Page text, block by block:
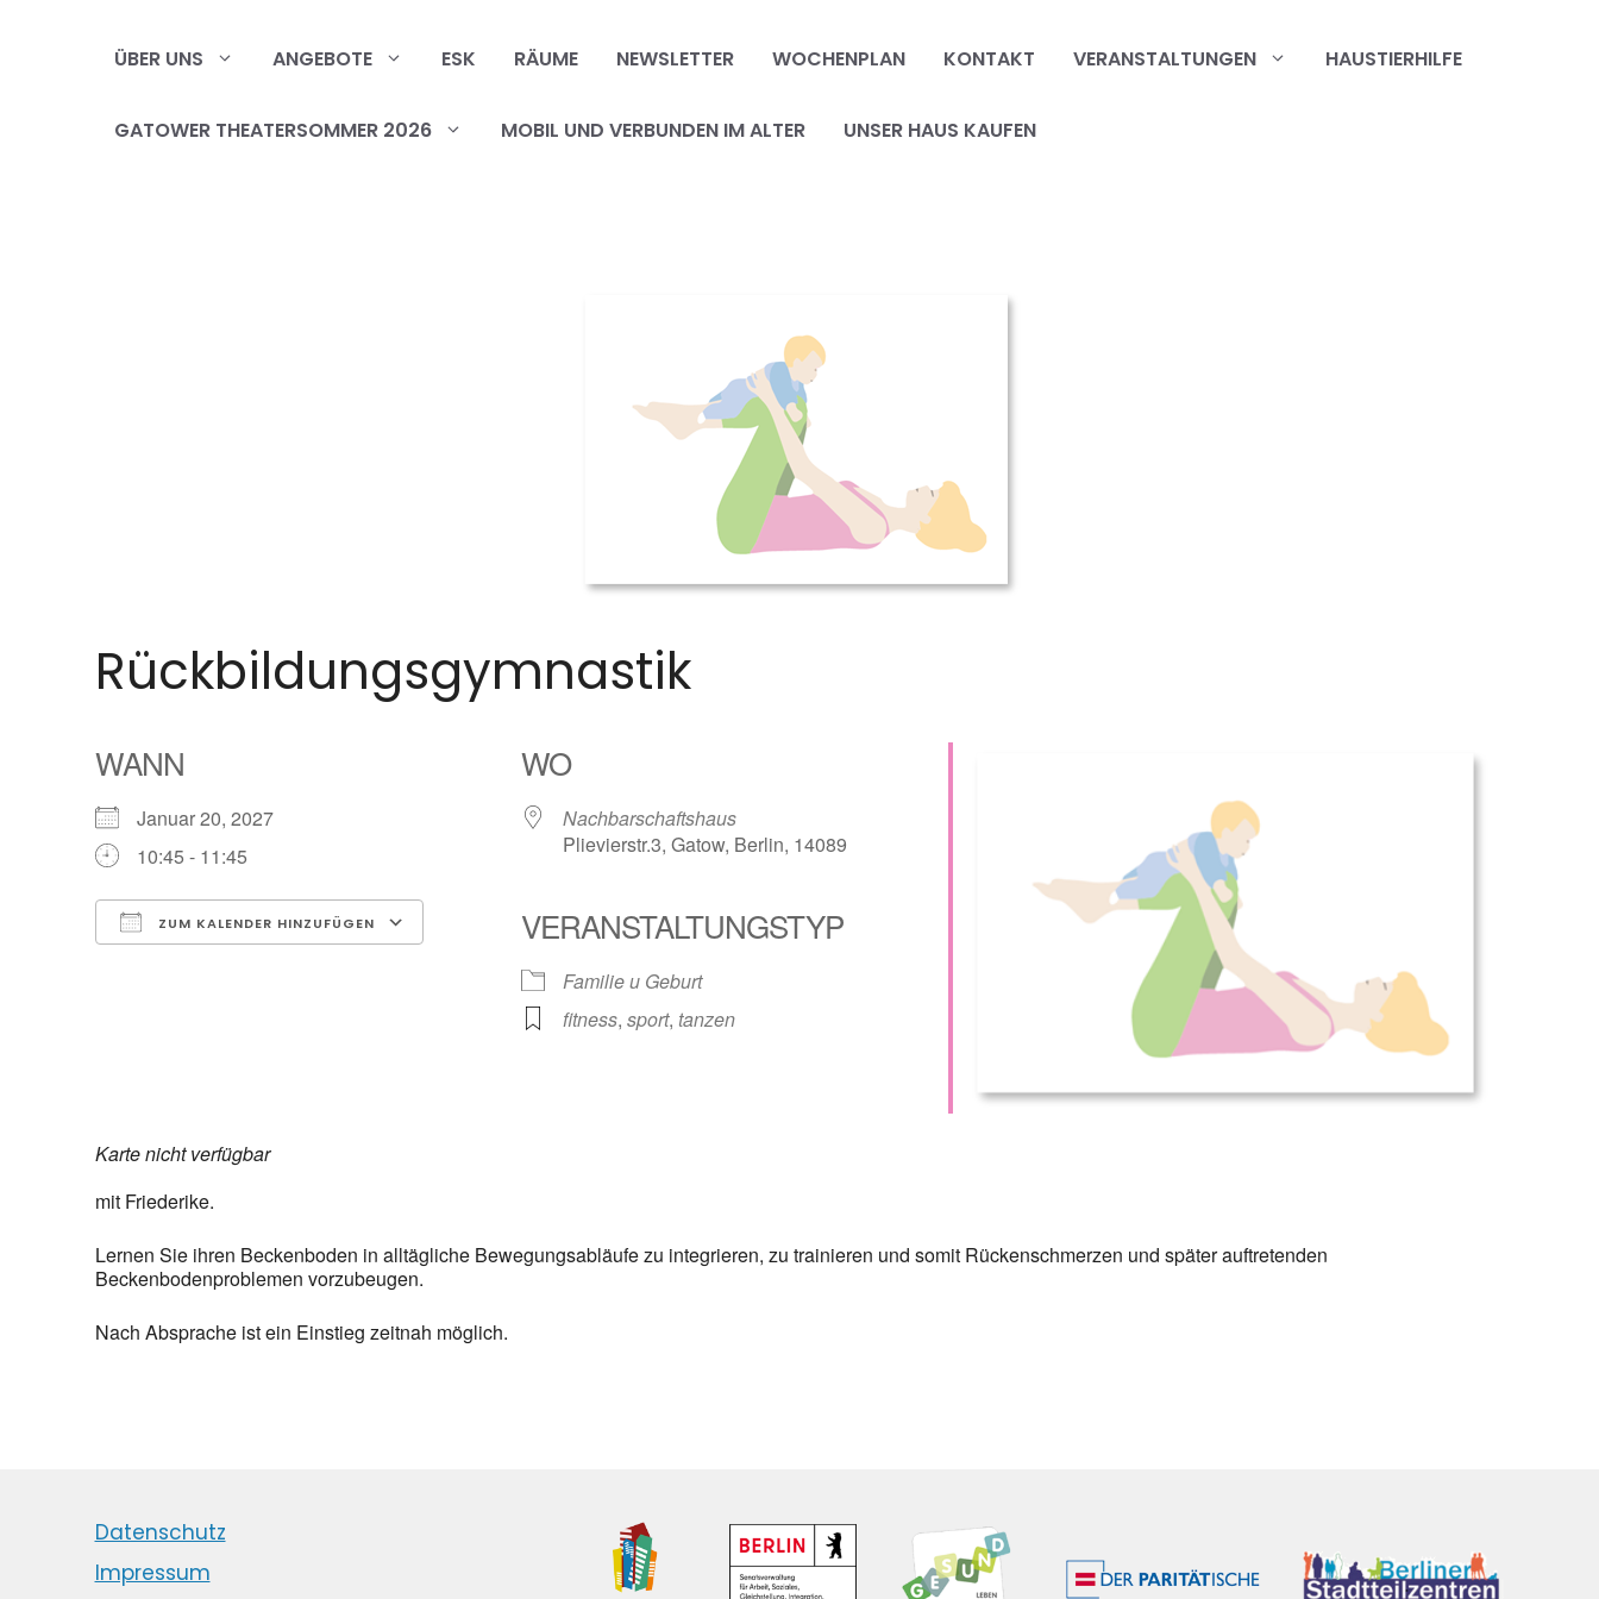
ÜBER UNS ANGEBOTE ESK RÄUME NEWSLETTER WOCHENPLAN KONTAKT VERANSTALTUNGEN HAUSTIERHILFE
GATOWER THEATERSOMMER 2026 MOBIL UND VERBUNDEN IM ALTER UNSER HAUS KAUFEN
Rückbildungsgymnastik
WANN
Januar 20, 2027
10:45 - 11:45
ZUM KALENDER HINZUFÜGEN
Google Kalender Office 365 Outlook Live
WO
Nachbarschaftshaus
Plievierstr.3, Gatow, Berlin, 14089
VERANSTALTUNGSTYP
Familie u Geburt
fitness,sport, tanzen
Karte nicht verfügbar
mit Friederike.
Lernen Sie ihren Beckenboden in alltägliche Bewegungsabläufe zu integrieren, zu trainieren und somit Rückenschmerzen und später auftretenden
Beckenbodenproblemen vorzubeugen.
Nach Absprache ist ein Einstieg zeitnah möglich.
Datenschutz
Impressum